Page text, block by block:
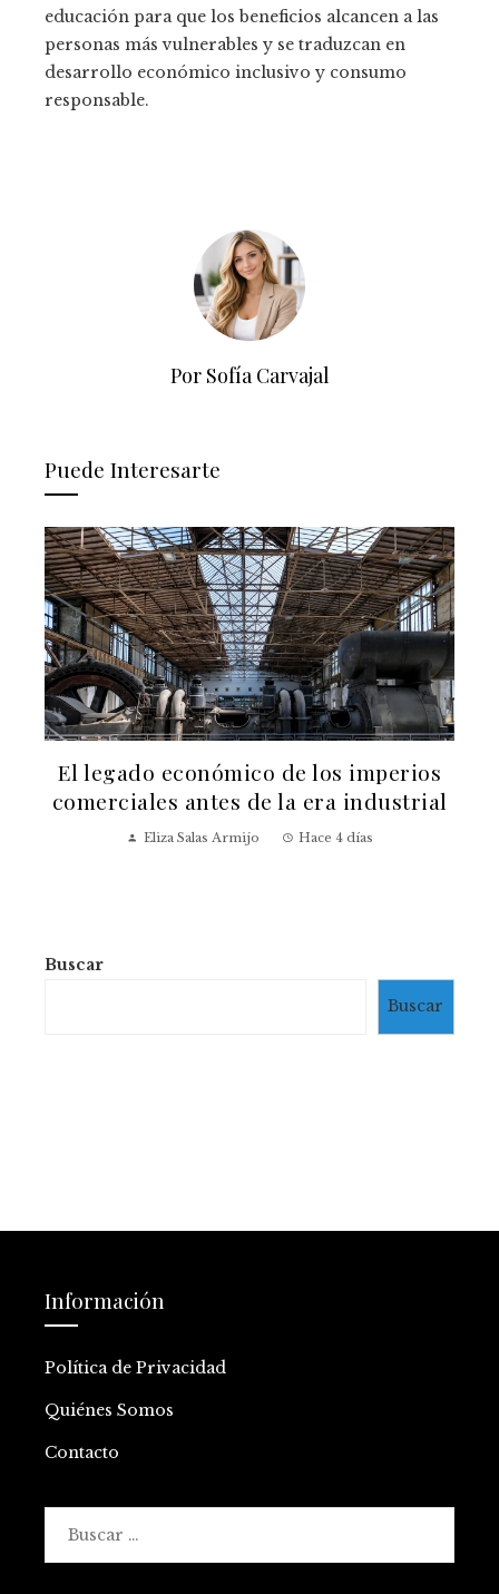
educación para que los beneficios alcancen a las
personas más vulnerables y se traduzcan en
desarrollo económico inclusivo y consumo
responsable.
Por Sofía Carvajal
Puede Interesarte
El legado económico de los imperios
comerciales antes de la era industrial
Eliza Salas Armijo Hace 4 días
Buscar
Buscar
Información
Política de Privacidad
Quiénes Somos
Contacto